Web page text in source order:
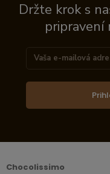
Držte krok s
pripravení
Chocolissimo